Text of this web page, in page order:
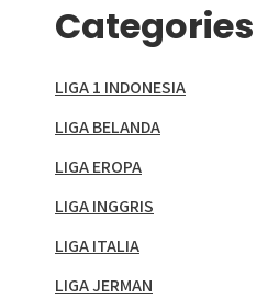
Categories
LIGA 1 INDONESIA
LIGA BELANDA
LIGA EROPA
LIGA INGGRIS
LIGA ITALIA
LIGA JERMAN